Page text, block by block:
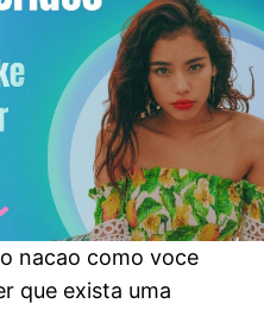
nacao como voce
que exista uma